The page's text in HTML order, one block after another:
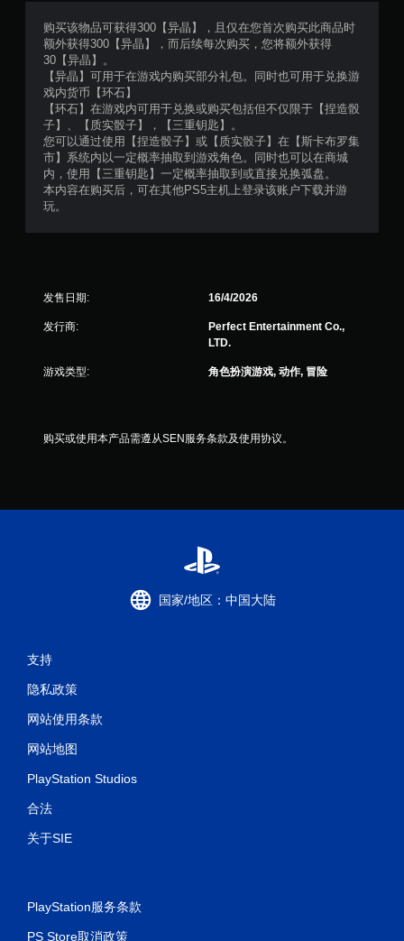
购买该物品可获得300【异晶】，且仅在您首次购买此商品时
额外获得300【异晶】，而后续每次购买，您将额外获得
30【异晶】。
【异晶】可用于在游戏内购买部分礼包。同时也可用于兑换游
戏内货币【环石】
【环石】在游戏内可用于兑换或购买包括但不仅限于【捏造骰
子】、【质实骰子】，【三重钥匙】。
您可以通过使用【捏造骰子】或【质实骰子】在【斯卡布罗集
市】系统内以一定概率抽取到游戏角色。同时也可以在商城
内，使用【三重钥匙】一定概率抽取到或直接兑换弧盘。
本内容在购买后，可在其他PS5主机上登录该账户下载并游
玩。
发售日期: 16/4/2026
发行商:
Perfect Entertainment Co.,
LTD.
游戏类型: 角色扮演游戏, 动作, 冒险
购买或使用本产品需遵从SEN服务条款及使用协议。
国家/地区：中国大陆
支持
隐私政策
网站使用条款
网站地图
PlayStation Studios
合法
关于SIE
PlayStation服务条款
PS Store取消政策